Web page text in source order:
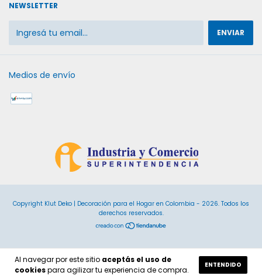
Al navegar por este sitio aceptás el uso de
cookiespara agilizar tu experiencia de compra.
ENTENDIDO
NEWSLETTER
Medios de envío
Copyright Klut Deko | Decoración para el Hogar en Colombia - 2026. Todos los
derechos reservados.